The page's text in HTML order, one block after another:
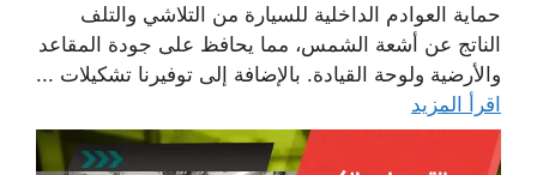
حماية العوادم الداخلية للسيارة من التلاشي والتلف
الناتج عن أشعة الشمس، مما يحافظ على جودة المقاعد
والأرضية ولوحة القيادة. بالإضافة إلى توفيرنا تشكيلات ...
اقرأ المزيد